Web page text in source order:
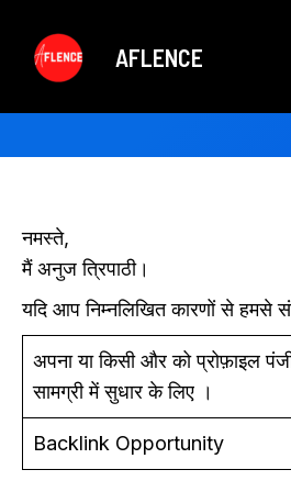
content
AFLENCE
नमस्ते,
मैं अनुज त्रिपाठी।
यदि आप निम्नलिखित कारणों से हमसे
अपना या किसी और को प्रोफ़ाइल
सामग्री में सुधार के लिए ।
Backlink Opportunity